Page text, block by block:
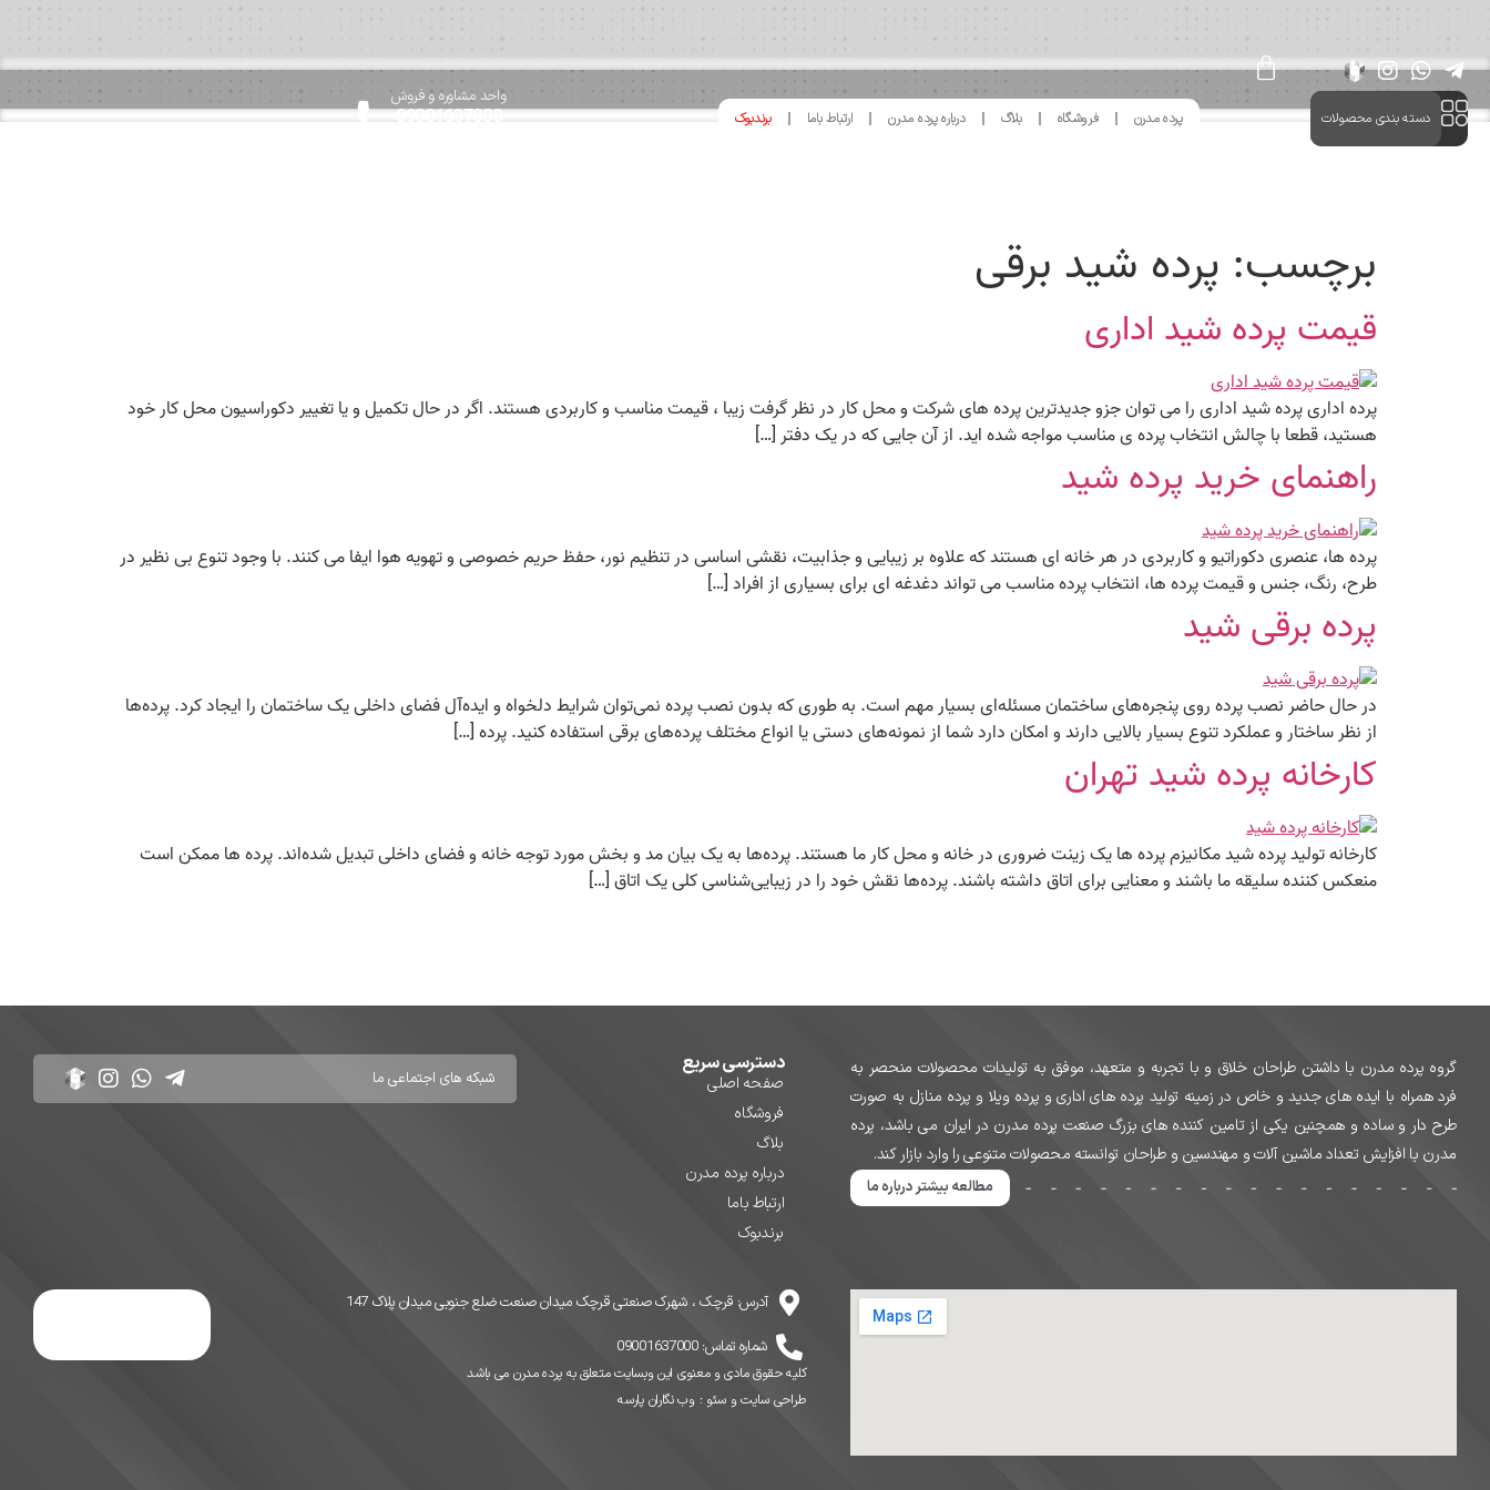
دسته بندی محصولات پرده مدرن فروشگاه بلاگ درباره پرده مدرن ارتباط باما برندبوک 09001637000
واحد مشاوره و فروش
برچسب: پرده شید برقی
قیمت پرده شید اداری
پرده اداری پرده شید اداری را می توان جزو جدیدترین پرده های شرکت و محل کار در نظر گرفت زیبا ، قیمت مناسب و کاربردی هستند. اگر در حال تکمیل و یا تغییر دکوراسیون محل کار خود
هستید، قطعا با چالش انتخاب پرده ی مناسب مواجه شده اید. از آن جایی که در یک دفتر […]
راهنمای خرید پرده شید
پرده ها، عنصری دکوراتیو و کاربردی در هر خانه ای هستند که علاوه بر زیبایی و جذابیت، نقشی اساسی در تنظیم نور، حفظ حریم خصوصی و تهویه هوا ایفا می کنند. با وجود تنوع بی نظیر در
طرح، رنگ، جنس و قیمت پرده ها، انتخاب پرده مناسب می تواند دغدغه ای برای بسیاری از افراد […]
پرده برقی شید
در حال حاضر نصب پرده روی پنجره‌های ساختمان مسئله‌ای بسیار مهم است. به طوری که بدون نصب پرده نمی‌توان شرایط دلخواه و ایده‌آل فضای داخلی یک ساختمان را ایجاد کرد. پرده‌ها
از نظر ساختار و عملکرد تنوع بسیار بالایی دارند و امکان دارد شما از نمونه‌های دستی یا انواع مختلف پرده‌های برقی استفاده کنید. پرده […]
کارخانه پرده شید تهران
کارخانه تولید پرده شید مکانیزم پرده ها یک زینت ضروری در خانه و محل کار ما هستند. پرده‌ها به یک بیان مد و بخش مورد توجه خانه و فضای داخلی تبدیل شده‌اند. پرده ها ممکن است
منعکس کننده سلیقه ما باشند و معنایی برای اتاق داشته باشند. پرده‌ها نقش خود را در زیبایی‌شناسی کلی یک اتاق […]
گروه پرده مدرن با داشتن طراحان خلاق و با تجربه و متعهد، موفق به تولیدات محصولات منحصر به
فرد همراه با ایده های جدید و خاص در زمینه تولید پرده های اداری و پرده ویلا و پرده منازل به صورت
طرح دار و ساده و همچنین یکی از تامین کننده های بزرگ صنعت پرده مدرن در ایران می باشد، پرده
مدرن با افزایش تعداد ماشین آلات و مهندسین و طراحان توانسته محصولات متنوعی را وارد بازار کند.
مطالعه بیشتر درباره ما
دسترسی سریع
صفحه اصلی
فروشگاه
بلاگ
درباره پرده مدرن
ارتباط باما
برندبوک
آدرس: قرچک ، شهرک صنعتی قرچک میدان صنعت ضلع جنوبی میدان پلاک 147
شماره تماس: 09001637000
کلیه حقوق مادی و معنوی این وبسایت متعلق به پرده مدرن می باشد
طراحی سایتو سئو :وب نگاران پارسه